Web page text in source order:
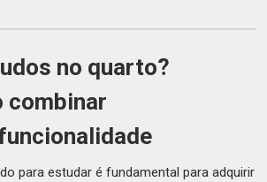
no quarto?
combinar
para estudar é fundamental para adquirir